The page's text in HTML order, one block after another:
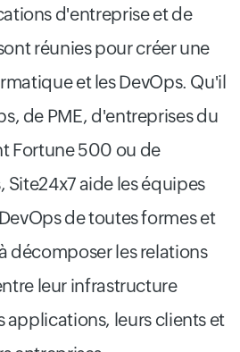
d'entreprise et de
réunies pour créer une
et les DevOps. Qu'il
de PME, d'entreprises du
Fortune 500 ou de
aide les équipes
de toutes formes et
décomposer les relations
leur infrastructure
applications, leurs clients et